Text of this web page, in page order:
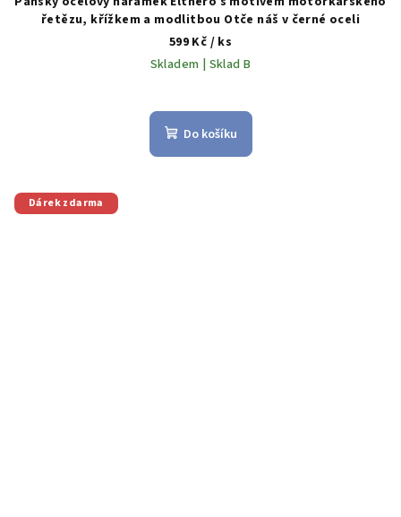
řetězu, křížkem a modlitbou Otče náš v černé oceli
599 Kč / ks
Skladem | Sklad B
Do košíku
Dárek zdarma